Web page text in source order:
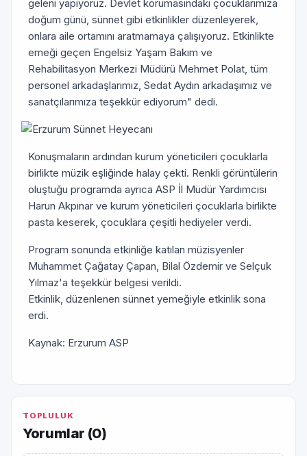
geleni yapıyoruz. Devlet korumasındaki çocuklarımıza
doğum günü, sünnet gibi etkinlikler düzenleyerek,
onlara aile ortamını aratmamaya çalışıyoruz. Etkinlikte
emeği geçen Engelsiz Yaşam Bakım ve
Rehabilitasyon Merkezi Müdürü Mehmet Polat, tüm
personel arkadaşlarımız, Sedat Aydın arkadaşımız ve
sanatçılarımıza teşekkür ediyorum" dedi.
Konuşmaların ardından kurum yöneticileri çocuklarla
birlikte müzik eşliğinde halay çekti. Renkli görüntülerin
oluştuğu programda ayrıca ASP İl Müdür Yardımcısı
Harun Akpınar ve kurum yöneticileri çocuklarla birlikte
pasta keserek, çocuklara çeşitli hediyeler verdi.
Program sonunda etkinliğe katılan müzisyenler
Muhammet Çağatay Çapan, Bilal Özdemir ve Selçuk
Yılmaz'a teşekkür belgesi verildi.
Etkinlik, düzenlenen sünnet yemeğiyle etkinlik sona
erdi.
Kaynak: Erzurum ASP
TOPLULUK
Yorumlar (0)